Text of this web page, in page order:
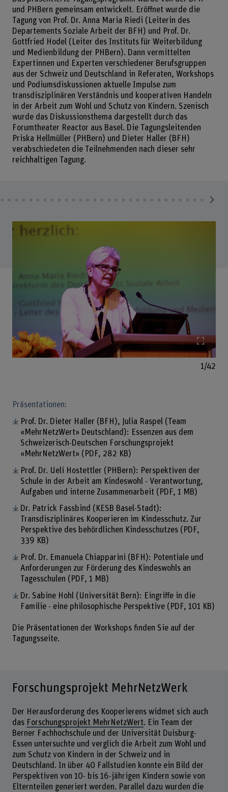
und PHBern gemeinsam entwickelt. Eröffnet wurde die
Tagung von Prof. Dr. Anna Maria Riedi (Leiterin des
Departements Soziale Arbeit der BFH) und Prof. Dr.
Gottfried Hodel (Leiter des Instituts für Weiterbildung
und Medienbildung der PHBern). Dann vermittelten
Expertinnen und Experten verschiedener Berufsgruppen
aus der Schweiz und Deutschland in Referaten, Workshops
und Podiumsdiskussionen aktuelle Impulse zum
transdisziplinären Verständnis und kooperativen Handeln
in der Arbeit zum Wohl und Schutz von Kindern. Szenisch
wurde das Diskussionsthema dargestellt durch das
Forumtheater Reactor aus Basel. Die Tagungsleitenden
Priska Hellmüller (PHBern) und Dieter Haller (BFH)
verabschiedeten die Teilnehmenden nach dieser sehr
reichhaltigen Tagung.
1/42
Präsentationen:
Prof. Dr. Dieter Haller (BFH), Julia Raspel (Team
«MehrNetzWert» Deutschland): Essenzen aus dem
Schweizerisch-Deutschen Forschungsprojekt
«MehrNetzWert» (PDF, 282 KB)
Prof. Dr. Ueli Hostettler (PHBern): Perspektiven der
Schule in der Arbeit am Kindeswohl - Verantwortung,
Aufgaben und interne Zusammenarbeit (PDF, 1 MB)
Dr. Patrick Fassbind (KESB Basel-Stadt):
Transdisziplinäres Kooperieren im Kindesschutz. Zur
Perspektive des behördlichen Kindesschutzes (PDF,
339 KB)
Prof. Dr. Emanuela Chiapparini (BFH): Potentiale und
Anforderungen zur Förderung des Kindeswohls an
Tagesschulen (PDF, 1 MB)
Dr. Sabine Hohl (Universität Bern): Eingriffe in die
Familie - eine philosophische Perspektive (PDF, 101 KB)
Die Präsentationen der Workshops finden Sie auf der
Tagungsseite.
Forschungsprojekt MehrNetzWerk
Der Herausforderung des Kooperierens widmet sich auch
das Forschungsprojekt MehrNetzWert. Ein Team der
Berner Fachhochschule und der Universität Duisburg-
Essen untersuchte und verglich die Arbeit zum Wohl und
zum Schutz von Kindern in der Schweiz und in
Deutschland. In über 40 Fallstudien konnte ein Bild der
Perspektiven von 10- bis 16-jährigen Kindern sowie von
Elternteilen generiert werden. Parallel dazu wurden die